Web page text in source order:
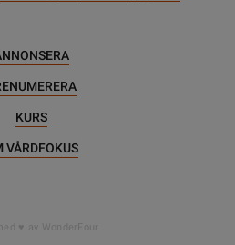
KURS
VÅRDFOKUS
av WonderFour